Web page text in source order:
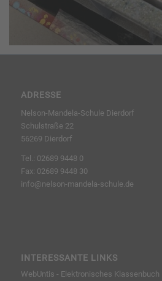
ADRESSE
Nelson-Mandela-Schule Dierdorf
Schulstraße 22
56269 Dierdorf
Tel.: 02689 9448 0
Fax: 02689 9448 30
info@nelson-mandela-schule.de
INTERESSANTE LINKS
WebUntis - Elektronisches Klassenbuch